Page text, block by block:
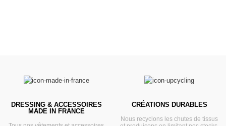
DRESSING & ACCESSOIRES
MADE IN FRANCE
CRÉATIONS DURABLES
Nous recyclons les chutes de tissus